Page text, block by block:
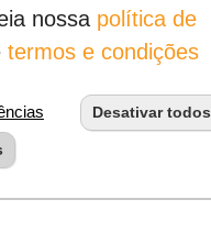
nossa política de
termos e condições
Desativar todos